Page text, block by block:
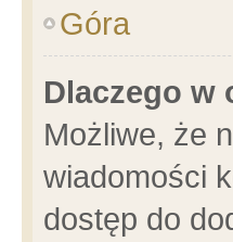
Góra
Dlaczego w
Możliwe, że
wiadomości
dostęp do